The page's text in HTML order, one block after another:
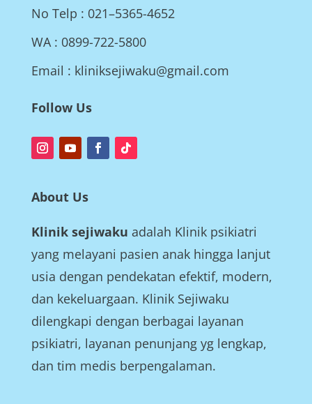
No Telp : 021–5365-4652
WA : 0899-722-5800
Email : kliniksejiwaku@gmail.com
Follow Us
About Us
Klinik sejiwaku adalah Klinik psikiatri
yang melayani pasien anak hingga lanjut
usia dengan pendekatan efektif, modern,
dan kekeluargaan. Klinik Sejiwaku
dilengkapi dengan berbagai layanan
psikiatri, layanan penunjang yg lengkap,
dan tim medis berpengalaman.